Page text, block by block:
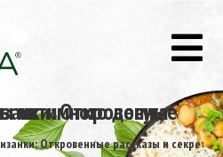
и секреты интимного досуга
Откровенные рассказы и секреты